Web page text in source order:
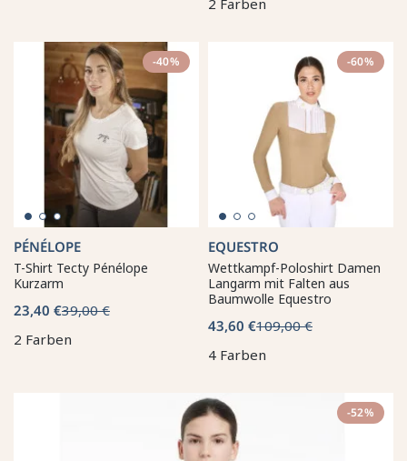
-40%
PÉNÉLOPE
T-Shirt Tecty Pénélope
Kurzarm
23,40 €39,00 €
2 Farben
-60%
EQUESTRO
Wettkampf-Poloshirt Damen
Langarm mit Falten aus
Baumwolle Equestro
43,60 €109,00 €
4 Farben
-52%